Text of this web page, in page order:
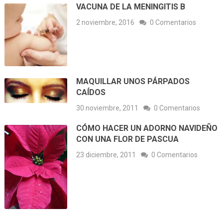
VACUNA DE LA MENINGITIS B
2 noviembre, 2016 0 Comentarios
MAQUILLAR UNOS PÁRPADOS
CAÍDOS
30 noviembre, 2011 0 Comentarios
CÓMO HACER UN ADORNO NAVIDEÑO
CON UNA FLOR DE PASCUA
23 diciembre, 2011 0 Comentarios